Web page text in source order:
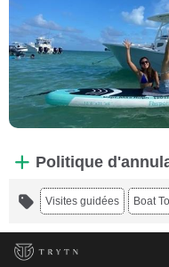
Politique
Visites guidées Boat